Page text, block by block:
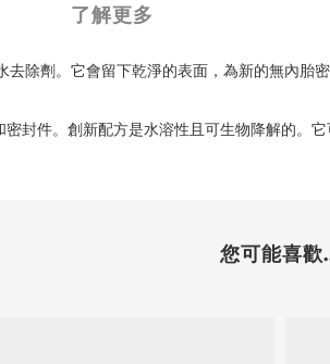
了解更多
除劑。它會留下乾淨的表面，為新的無內胎
封件。創新配方是水溶性且可生物降解的。
您可能喜歡